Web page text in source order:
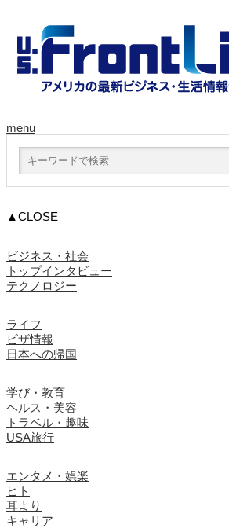
menu
▲CLOSE
ビジネス・社会
トップインタビュー
テクノロジー
ライフ
ビザ情報
日本への帰国
学び・教育
ヘルス・美容
トラベル・趣味
USA旅行
エンタメ・娯楽
ヒト
耳より
キャリア